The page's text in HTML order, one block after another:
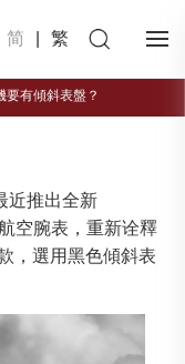
简 繁
要有傾斜表盤？
近推出全新
空腕表，重新诠釋
，選用黑色傾斜表